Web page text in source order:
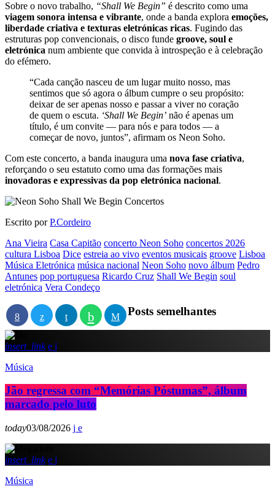
Sobre o novo trabalho, “Shall We Begin” é descrito como uma
viagem sonora intensa e vibrante, onde a banda explora emoções,
liberdade criativa e texturas eletrónicas ricas. Fugindo das
estruturas pop convencionais, o disco funde groove, soul e
eletrónica num ambiente que convida à introspeção e à celebração
do efémero.
“Cada canção nasceu de um lugar muito nosso, mas
sentimos que só agora o álbum cumpre o seu propósito:
deixar de ser apenas nosso e passar a viver no coração
de quem o escuta. ‘Shall We Begin’ não é apenas um
título, é um convite — para nós e para todos — a
começar de novo, juntos”, afirmam os Neon Soho.
Com este concerto, a banda inaugura uma nova fase criativa,
reforçando o seu estatuto como uma das formações mais
inovadoras e expressivas da pop eletrónica nacional.
Escrito porP.Cordeiro
Ana Vieira Casa Capitão concerto Neon Soho concertos 2026
cultura Lisboa Dice estreia ao vivo eventos musicais groove Lisboa
Música Eletrónica música nacional Neon Soho novo álbum Pedro
Antunes pop portuguesa Ricardo Cruz Shall We Begin soul
eletrónica Vera Condeço
Posts semelhantes
insert_link
Música
Jão regressa com “Memórias Póstumas”, álbum
marcado pelo luto
today03/08/2026
insert_link
Música